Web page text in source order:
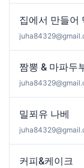
집에서 만들어
짬뽕 & 마파두
밀푀유 나베
커피&케이크